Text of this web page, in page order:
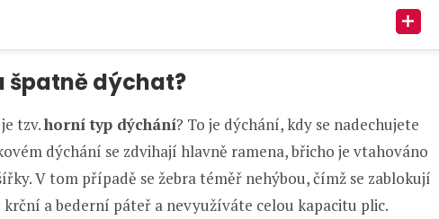
špatně dýchat?
tzv.horní typ dýchání? To je dýchání, kdy se nadechujete
dýchání se zdvihají hlavně ramena, břicho je vtahováno
V tom případě se žebra téměř nehýbou, čímž se zablokují
a bederní páteř a nevyužíváte celou kapacitu plic.